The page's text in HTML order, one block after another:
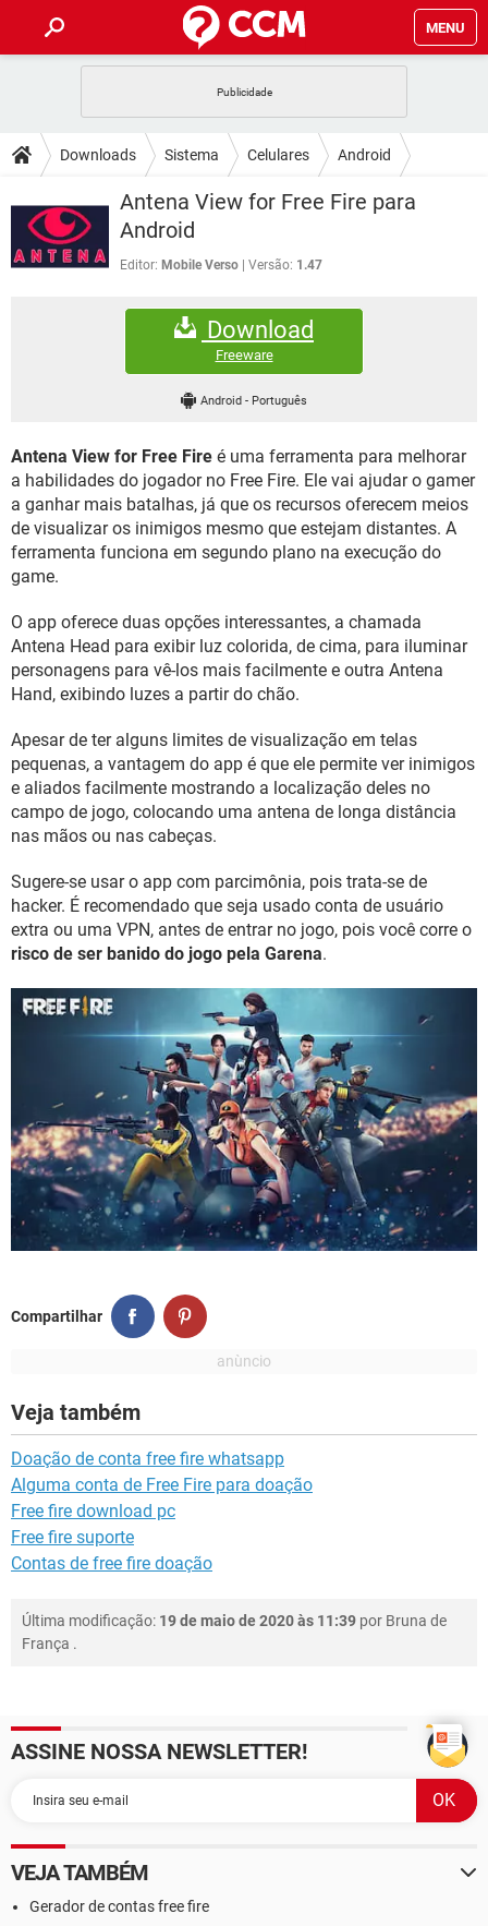
MENU
CELULAR FACEBOOK
EXCEL
INSTAGRAM
GUIA DE COMPRAS
DICAS
JOGOS WHATSAPP
CELULAR
OUTLOOK
JOGOS
CELULAR FACEBOOK
EXCEL
GMAIL
FÓRUM
FACEBOOK
EXCEL
GMAIL
WHATSAPP
INSTAGRAM GMAIL
GUIA DE COMPRAS
Downloads Sistema Celulares Android
Antena View for Free Fire para
Android
Editor: Mobile Verso Versão: 1.47
Download
Freeware
Android - Português
Antena View for Free Fire é uma ferramenta para melhorar
a habilidades do jogador no Free Fire. Ele vai ajudar o gamer
a ganhar mais batalhas, já que os recursos oferecem meios
de visualizar os inimigos mesmo que estejam distantes. A
ferramenta funciona em segundo plano na execução do
game.
O app oferece duas opções interessantes, a chamada
Antena Head para exibir luz colorida, de cima, para iluminar
personagens para vê-los mais facilmente e outra Antena
Hand, exibindo luzes a partir do chão.
Apesar de ter alguns limites de visualização em telas
pequenas, a vantagem do app é que ele permite ver inimigos
e aliados facilmente mostrando a localização deles no
campo de jogo, colocando uma antena de longa distância
nas mãos ou nas cabeças.
Sugere-se usar o app com parcimônia, pois trata-se de
hacker. É recomendado que seja usado conta de usuário
extra ou uma VPN, antes de entrar no jogo, pois você corre o
risco de ser banido do jogo pela Garena.
Compartilhar
Veja também
Doação de conta free fire whatsapp
Alguma conta de Free Fire para doação
Free fire download pc
Free fire suporte
Contas de free fire doação
Última modificação: 19 de maio de 2020 às 11:39 por Bruna de
França .
ASSINE NOSSA NEWSLETTER!
VEJA TAMBÉM
Gerador de contas free fire